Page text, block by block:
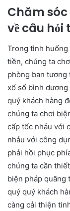
Chăm
về câu
Trong tình
tiền, chúng ta
phòng ban tương
xổ số bình
quý khách hàng
chúng ta chơi
cấp tốc nhảu với
nhảu với công
phải hồi phục
chúng ta cần
biện pháp quãng
quý quý khách
càng cải thiện